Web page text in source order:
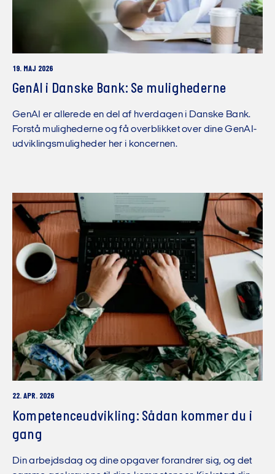
19. MAJ 2026
GenAI i Danske Bank: Se mulighederne
GenAI er allerede en del af hverdagen i Danske Bank.
Forstå mulighederne og få overblikket over dine GenAI-
udviklingsmuligheder her i koncernen.
22. APR. 2026
Kompetenceudvikling: Sådan kommer du i
gang
Din arbejdsdag og dine opgaver forandrer sig, og det